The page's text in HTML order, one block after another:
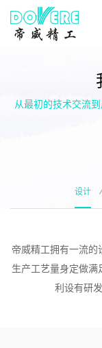
从最初的技术交流
设计
帝威精工拥有一流的
生产工艺量身定做
利设有研